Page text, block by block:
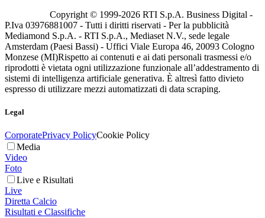
Copyright © 1999-2026 RTI S.p.A. Business Digital -
P.Iva 03976881007 - Tutti i diritti riservati - Per la pubblicità
Mediamond S.p.A. - RTI S.p.A., Mediaset N.V., sede legale
Amsterdam (Paesi Bassi) - Uffici Viale Europa 46, 20093 Cologno
Monzese (MI)Rispetto ai contenuti e ai dati personali trasmessi e/o
riprodotti è vietata ogni utilizzazione funzionale all’addestramento di
sistemi di intelligenza artificiale generativa. È altresì fatto divieto
espresso di utilizzare mezzi automatizzati di data scraping.
Legal
CorporatePrivacy PolicyCookie Policy
Media
Video
Foto
Live e Risultati
Live
Diretta Calcio
Risultati e Classifiche